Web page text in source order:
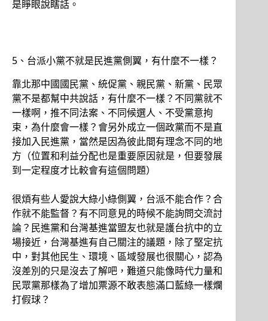
是睜眼說瞎話。
5、台派小黨不就是民進黨側翼，有什麼不一樣？
靠北那中國國民黨、統促黨、親民黨、新黨、民眾
黨不是都幫中共說話，有什麼不一樣？不同黨就不
一樣啊，推不同法案、不同候選人、不受黨意拘
束，為什麼會一樣？會另外成立一個政黨而不是直
接加入民進黨，當然是因為彼此間有理念不同的地
方（位置和利益分配也是重要原因就是，但要發展
到一定程度才比較會有這個問題）
很煩有些人愛說大綠小綠側翼，台派不能合作？合
作就不能監督？有不同意見的時候不能詢問交流討
論？民進黨和台灣基進當盟友也就是護台抗中的立
場接近，台灣基進有自己關注的議題，除了堅定抗
中，對其他民生、環境、區域發展也很關心，認為
沒差別的只是沒去了解吧，難道只能像時代力量和
民眾黨那樣為了增加票源不敢表態滿口藍綠一樣爛
打假球？